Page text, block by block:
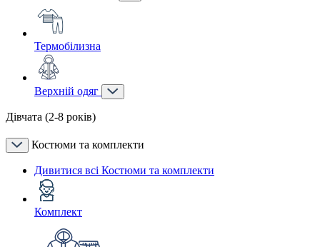
Термобілизна
Верхній одяг
Дівчата (2-8 років)
Костюми та комплекти
Дивитися всі Костюми та комплекти
Комплект